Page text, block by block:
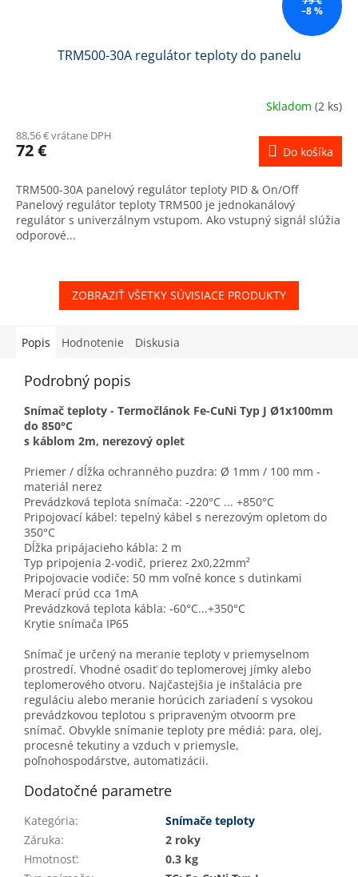
–8 %
TRM500-30A regulátor teploty do panelu
Skladom (2 ks)
88,56 € vrátane DPH
72 € Do košíka
TRM500-30A panelový regulátor teploty PID & On/Off
Panelový regulátor teploty TRM500 je jednokanálový
regulátor s univerzálnym vstupom. Ako vstupný signál slúžia
odporové...
ZOBRAZIŤ VŠETKY SÚVISIACE PRODUKTY
Popis Hodnotenie Diskusia
Podrobný popis
Snímač teploty - Termočlánok Fe-CuNi Typ J Ø1x100mm
do 850°C
s káblom 2m, nerezový oplet
Priemer / dĺžka ochranného puzdra: Ø 1mm / 100 mm -
materiál nerez
Prevádzková teplota snímača: -220°C ... +850°C
Pripojovací kábel: tepelný kábel s nerezovým opletom do
350°C
Dĺžka pripájacieho kábla: 2 m
Typ pripojenia 2-vodič, prierez 2x0,22mm²
Pripojovacie vodiče: 50 mm voľné konce s dutinkami
Merací prúd cca 1mA
Prevádzková teplota kábla: -60°C...+350°C
Krytie snímača IP65
Snímač je určený na meranie teploty v priemyselnom
prostredí. Vhodné osadiť do teplomerovej jímky alebo
teplomerového otvoru. Najčastejšia je inštalácia pre
reguláciu alebo meranie horúcich zariadení s vysokou
prevádzkovou teplotou s pripraveným otvoorm pre
snímač. Obvykle snímanie teploty pre médiá: para, olej,
procesné tekutiny a vzduch v priemysle,
poľnohospodárstve, automatizácii.
Dodatočné parametre
Kategória:
Snímače teploty
Záruka:
2 roky
Hmotnosť:
0.3 kg